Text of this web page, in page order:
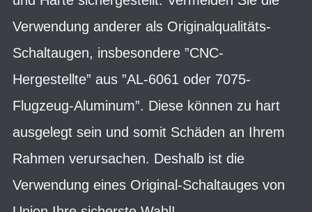
Verwendung anderer als Originalqualitäts-
Schaltaugen, insbesondere ”CNC-
Hergestellte” aus ”AL-6061 oder 7075-
Flugzeug-Aluminum”. Diese können zu hart
ausgelegt sein und somit Schäden an Ihrem
Rahmen verursachen. Deshalb ist die
Verwendung eines Original-Schaltauges von